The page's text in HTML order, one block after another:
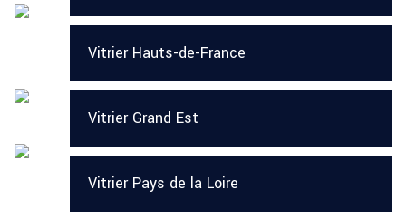
Vitrier Hauts-de-France
Vitrier Grand Est
Vitrier Pays de la Loire